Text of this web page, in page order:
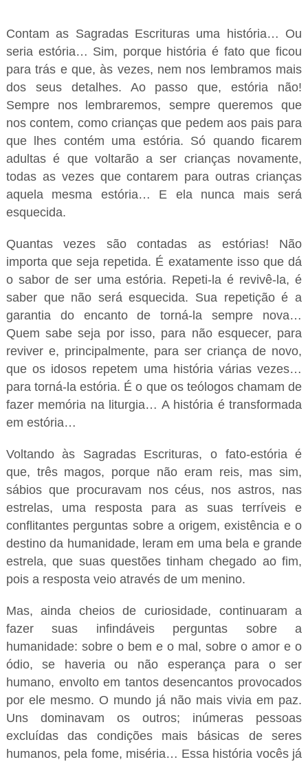
Contam as Sagradas Escrituras uma história… Ou
seria estória… Sim, porque história é fato que ficou
para trás e que, às vezes, nem nos lembramos mais
dos seus detalhes. Ao passo que, estória não!
Sempre nos lembraremos, sempre queremos que
nos contem, como crianças que pedem aos pais para
que lhes contém uma estória. Só quando ficarem
adultas é que voltarão a ser crianças novamente,
todas as vezes que contarem para outras crianças
aquela mesma estória… E ela nunca mais será
esquecida.
Quantas vezes são contadas as estórias! Não
importa que seja repetida. É exatamente isso que dá
o sabor de ser uma estória. Repeti-la é revivê-la, é
saber que não será esquecida. Sua repetição é a
garantia do encanto de torná-la sempre nova…
Quem sabe seja por isso, para não esquecer, para
reviver e, principalmente, para ser criança de novo,
que os idosos repetem uma história várias vezes…
para torná-la estória. É o que os teólogos chamam de
fazer memória na liturgia… A história é transformada
em estória…
Voltando às Sagradas Escrituras, o fato-estória é
que, três magos, porque não eram reis, mas sim,
sábios que procuravam nos céus, nos astros, nas
estrelas, uma resposta para as suas terríveis e
conflitantes perguntas sobre a origem, existência e o
destino da humanidade, leram em uma bela e grande
estrela, que suas questões tinham chegado ao fim,
pois a resposta veio através de um menino.
Mas, ainda cheios de curiosidade, continuaram a
fazer suas infindáveis perguntas sobre a
humanidade: sobre o bem e o mal, sobre o amor e o
ódio, se haveria ou não esperança para o ser
humano, envolto em tantos desencantos provocados
por ele mesmo. O mundo já não mais vivia em paz.
Uns dominavam os outros; inúmeras pessoas
excluídas das condições mais básicas de seres
humanos, pela fome, miséria… Essa história vocês já